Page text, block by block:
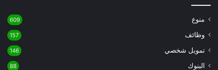
منوع 609
وظائف 157
تمويل شخصي 146
البنوك 88